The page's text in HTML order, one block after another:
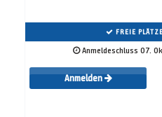
FREIE
Anmeldeschluss 07.
Anmelden